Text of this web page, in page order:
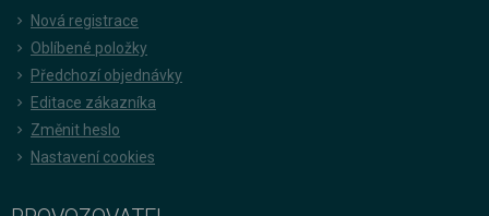
Nová registrace
Oblíbené položky
Předchozí objednávky
Editace zákazníka
Změnit heslo
Nastavení cookies